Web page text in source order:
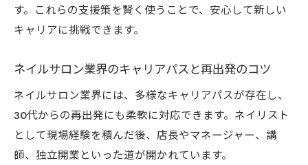
す。これらの支援策を賢く使うことで、安心して新しい
キャリアに挑戦できます。
ネイルサロン業界のキャリアパスと再出発のコツ
ネイルサロン業界には、多様なキャリアパスが存在し、
30代からの再出発にも柔軟に対応できます。ネイリスト
として現場経験を積んだ後、店長やマネージャー、講
師、独立開業といった道が開かれています。